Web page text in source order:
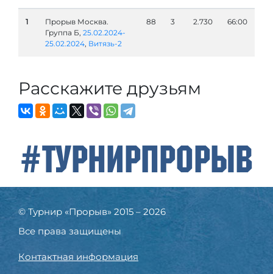
1
Прорыв Москва.
Группа Б, 25.02.2024-
25.02.2024, Витязь-2
88 3 2.730 66:00
Расскажите друзьям
#ТурнирПрорыв
© Турнир «Прорыв» 2015 – 2026
Все права защищены
Контактная информация